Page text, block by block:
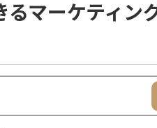
マーケティン